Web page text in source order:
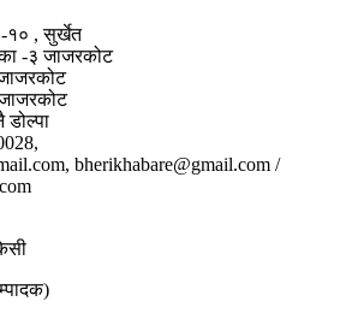
-१० , सुर्खेत
-३ जाजरकोट
डोल्पा
bherikhabare@gmail.com /